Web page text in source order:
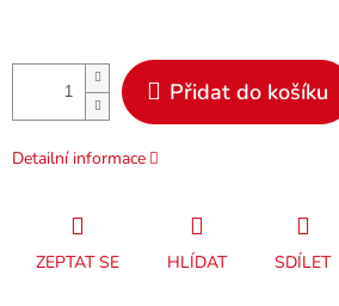
Přidat do košíku
Detailní informace
ZEPTAT SE HLÍDAT SDÍLET